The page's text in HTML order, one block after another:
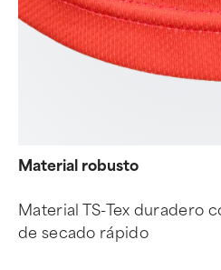
Material robusto
Material TS-Tex duradero
de secado rápido